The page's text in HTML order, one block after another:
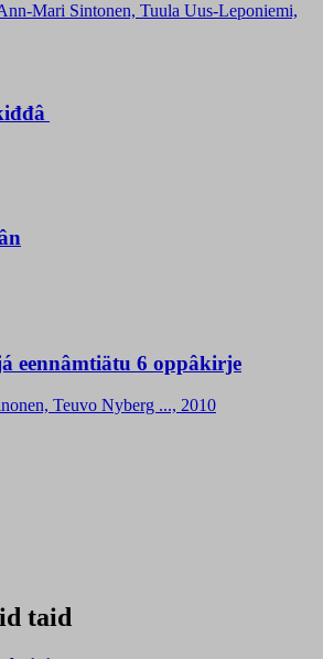
Mari Sintonen, Tuula Uus-Leponiemi,
eennâmtiätu 6 oppâkirje
Teuvo Nyberg ..., 2010
taid